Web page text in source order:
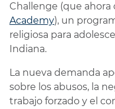
Challenge (que ahora
Academy), un
religiosa para
Indiana.
La nueva demanda
sobre los abusos, la
trabajo forzado y el